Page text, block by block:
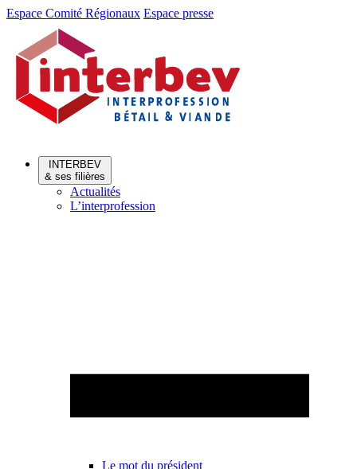
Aller
Aller
contenu
Espace Comité Régionaux Espace presse
INTERBEV
& ses filières
Actualités
L’interprofession
Le mot du président